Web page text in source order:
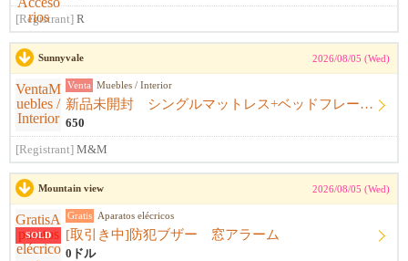
[Registrant] R
Sunnyvale 2026/08/05 (Wed)
Venta Muebles / Interior
新品未開封 シングルマットレス+ベッドフレーム+シーツ
650
[Registrant] M&M
Mountain view 2026/08/05 (Wed)
SOLD
Gratis Aparatos elécricos
[取引き中]防犯ブザー 窓アラーム
0ドル